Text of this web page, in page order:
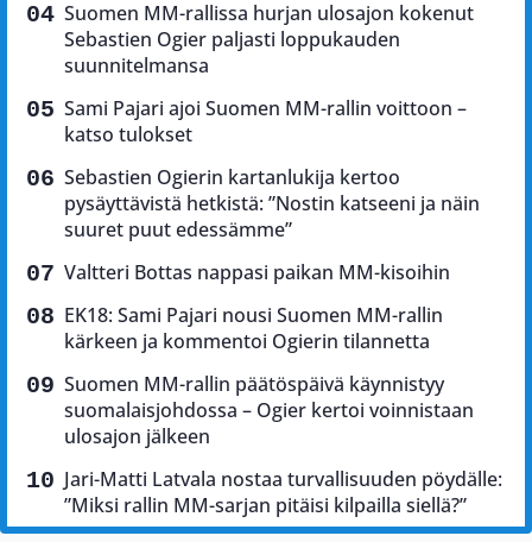
Suomen MM-rallissa hurjan ulosajon kokenut
Sebastien Ogier paljasti loppukauden
suunnitelmansa
Sami Pajari ajoi Suomen MM-rallin voittoon –
katso tulokset
Sebastien Ogierin kartanlukija kertoo
pysäyttävistä hetkistä: ”Nostin katseeni ja näin
suuret puut edessämme”
Valtteri Bottas nappasi paikan MM-kisoihin
EK18: Sami Pajari nousi Suomen MM-rallin
kärkeen ja kommentoi Ogierin tilannetta
Suomen MM-rallin päätöspäivä käynnistyy
suomalaisjohdossa – Ogier kertoi voinnistaan
ulosajon jälkeen
Jari-Matti Latvala nostaa turvallisuuden pöydälle:
”Miksi rallin MM-sarjan pitäisi kilpailla siellä?”